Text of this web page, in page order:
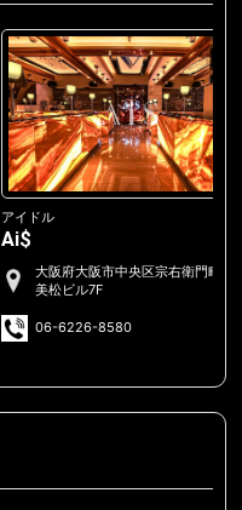
アイドル
Ai$
大阪府大阪市中央区宗右衛門町2-
美松ビル7F
06-6226-8580